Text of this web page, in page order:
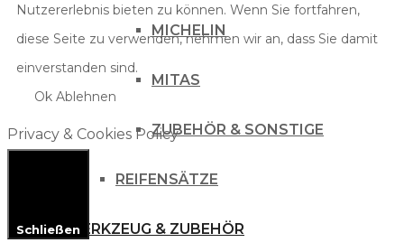
MICHELIN
MITAS
ZUBEHÖR & SONSTIGE
REIFENSÄTZE
WERKZEUG & ZUBEHÖR
Nutzererlebnis bieten zu können. Wenn Sie fortfahren,
diese Seite zu verwenden, nehmen wir an, dass Sie damit
einverstanden sind.
Ok Ablehnen
Privacy & Cookies Policy
Schließen